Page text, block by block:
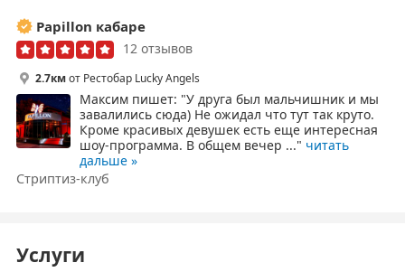
Papillon кабаре
12 отзывов
2.7кмот Рестобар Lucky Angels
Максим пишет: "У друга был мальчишник и мы
завалились сюда) Не ожидал что тут так круто.
Кроме красивых девушек есть еще интересная
шоу-программа. В общем вечер ..." читать
дальше »
Стриптиз-клуб
Услуги